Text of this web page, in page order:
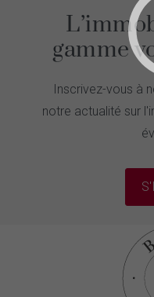
gamme
Inscrivez-vous à
notre actualité sur